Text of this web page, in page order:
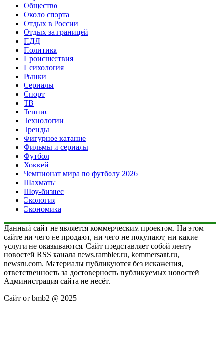
Общество
Около спорта
Отдых в России
Отдых за границей
ПДД
Политика
Происшествия
Психология
Рынки
Сериалы
Спорт
ТВ
Теннис
Технологии
Тренды
Фигурное катание
Фильмы и сериалы
Футбол
Хоккей
Чемпионат мира по футболу 2026
Шахматы
Шоу-бизнес
Экология
Экономика
Данный сайт не является коммерческим проектом. На этом
сайте ни чего не продают, ни чего не покупают, ни какие
услуги не оказываются. Сайт представляет собой ленту
новостей RSS канала news.rambler.ru, kommersant.ru,
newsru.com. Материалы публикуются без искажения,
ответственность за достоверность публикуемых новостей
Администрация сайта не несёт.
Сайт от bmb2 @ 2025